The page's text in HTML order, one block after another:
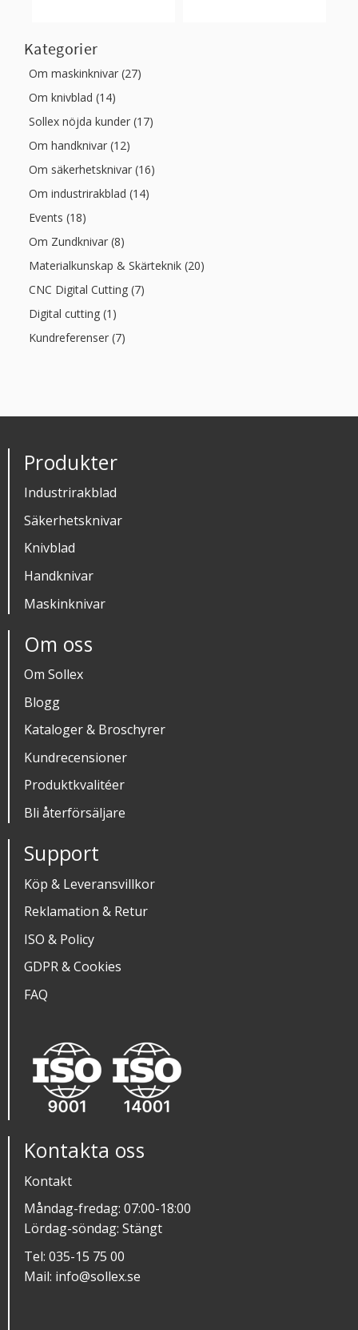
Kategorier
Om maskinknivar (27)
Om knivblad (14)
Sollex nöjda kunder (17)
Om handknivar (12)
Om säkerhetsknivar (16)
Om industrirakblad (14)
Events (18)
Om Zundknivar (8)
Materialkunskap & Skärteknik (20)
CNC Digital Cutting (7)
Digital cutting (1)
Kundreferenser (7)
Produkter
Industrirakblad
Säkerhetsknivar
Knivblad
Handknivar
Maskinknivar
Om oss
Om Sollex
Blogg
Kataloger & Broschyrer
Kundrecensioner
Produktkvalitéer
Bli återförsäljare
Support
Köp & Leveransvillkor
Reklamation & Retur
ISO & Policy
GDPR & Cookies
FAQ
Kontakta oss
Kontakt
Måndag-fredag: 07:00-18:00
Lördag-söndag: Stängt
Tel: 035-15 75 00
Mail: info@sollex.se